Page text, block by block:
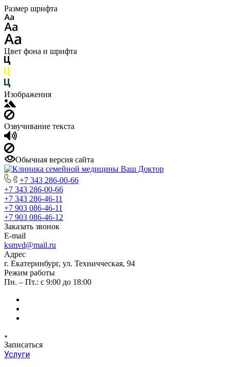
Размер шрифта
Цвет фона и шрифта
Изображения
Озвучивание текста
Обычная версия сайта
+7 343 286-00-66
+7 343 286-00-66
+7 343 286-46-11
+7 903 086-46-11
+7 903 086-46-12
Заказать звонок
E-mail
ksmvd@mail.ru
Адрес
г. Екатеринбург, ул. Техничческая, 94
Режим работы
Пн. – Пт.: с 9:00 до 18:00
Записаться
Услуги